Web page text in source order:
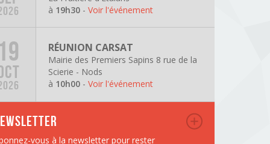
à 19h30 -Voir l'événement
RÉUNION CARSAT
Mairie des Premiers Sapins 8 rue de la
Scierie - Nods
à 10h00 -Voir l'événement
vous à la newsletter pour rester